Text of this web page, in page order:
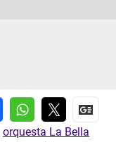
orquesta La Bella